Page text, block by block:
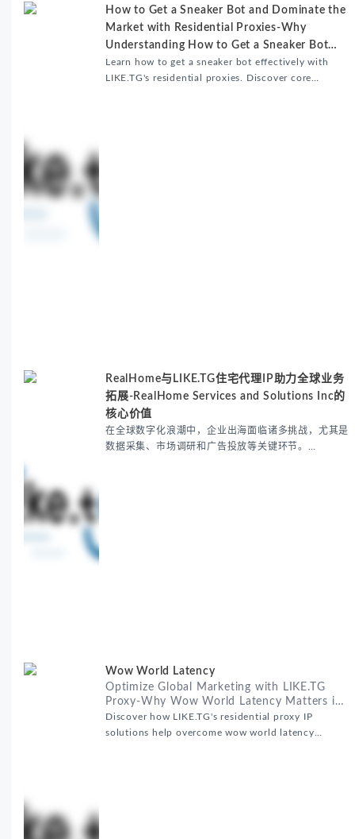
How to Get a Sneaker Bot and Dominate the
Market with Residential Proxies-Why
Understanding How to Get a Sneaker Bot
Matters
Learn how to get a sneaker bot effectively with
LIKE.TG's residential proxies. Discover core
RealHome与LIKE.TG住宅代理IP助力全球业务
拓展-RealHome Services and Solutions Inc的
核心价值
在全球数字化浪潮中，企业出海面临诸多挑战，尤其是
数据采集、市场调研和广告投放等关键环节。
Wow World Latency
Optimize Global Marketing with LIKE.TG
Proxy-Why Wow World Latency Matters in
Global Marketing
Discover how LIKE.TG's residential proxy IP
solutions help overcome wow world latency